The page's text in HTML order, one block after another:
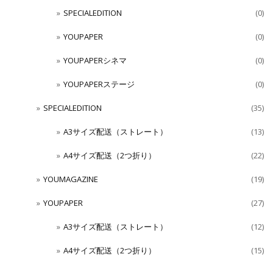
SPECIALEDITION (0)
YOUPAPER (0)
YOUPAPERシネマ (0)
YOUPAPERステージ (0)
SPECIALEDITION (35)
A3サイズ配送（ストレート） (13)
A4サイズ配送（2つ折り） (22)
YOUMAGAZINE (19)
YOUPAPER (27)
A3サイズ配送（ストレート） (12)
A4サイズ配送（2つ折り） (15)